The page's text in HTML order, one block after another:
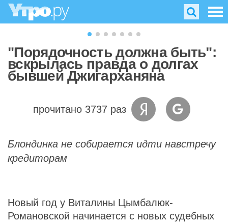
"Порядочность должна быть":
вскрылась правда о долгах
бывшей Джигарханяна
прочитано 3737 раз
Блондинка не собирается идти навстречу
кредиторам
Новый год у Виталины Цымбалюк-
Романовской начинается с новых судебных